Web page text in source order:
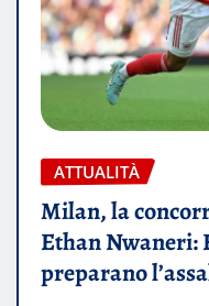
ATTUALITÀ
Milan, la
Ethan Nwaneri:
preparano